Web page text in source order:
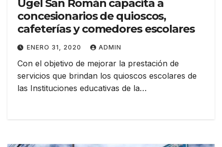
Ugel San Román capacita a
concesionarios de quioscos,
cafeterías y comedores escolares
ENERO 31, 2020 ADMIN
Con el objetivo de mejorar la prestación de
servicios que brindan los quioscos escolares de
las Instituciones educativas de la…